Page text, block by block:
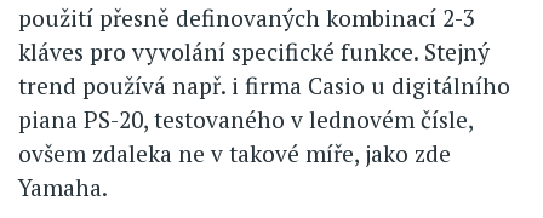
použití přesně definovaných kombinací 2-3
kláves pro vyvolání specifické funkce. Stejný
trend používá např. i firma Casio u digitálního
piana PS-20, testovaného v lednovém čísle,
ovšem zdaleka ne v takové míře, jako zde
Yamaha.